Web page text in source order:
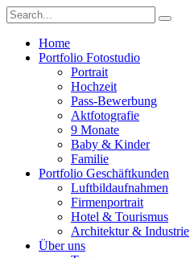
Home
Portfolio Fotostudio
Portrait
Hochzeit
Pass-Bewerbung
Aktfotografie
9 Monate
Baby & Kinder
Familie
Portfolio Geschäftkunden
Luftbildaufnahmen
Firmenportrait
Hotel & Tourismus
Architektur & Industrie
Über uns